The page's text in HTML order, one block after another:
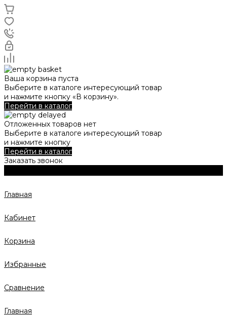
Ваша корзина пуста
Выберите в каталоге интересующий товар
и нажмите кнопку «В корзину».
Перейти в каталог
Отложенных товаров нет
Выберите в каталоге интересующий товар
и нажмите кнопку
Перейти в каталог
Заказать звонок
Главная
Кабинет
Корзина
Избранные
Сравнение
Главная